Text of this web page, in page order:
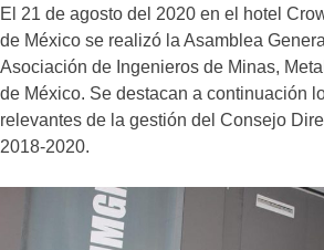
El 21 de agosto del 2020 en el hotel
de México se realizó la Asamblea
Asociación de Ingenieros de Minas,
de México. Se destacan a continuación
relevantes de la gestión del Consejo
2018-2020.